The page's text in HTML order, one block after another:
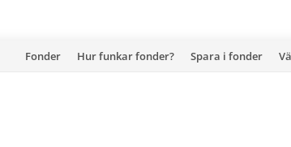
Hoppa
Fonder Hur funkar fonder? Spara i fonder